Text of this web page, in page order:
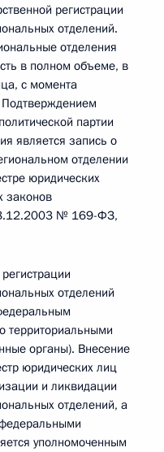
регистрации
отделений.
отделения
в полном объеме, в
с момента
Подтверждением
партии
является запись о
отделении
юридических
законов
№ 169-ФЗ,
отделений
территориальными
органы). Внесение
юридических лиц
и ликвидации
отделений, а
уполномоченным